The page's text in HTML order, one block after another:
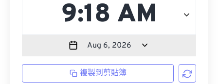
複製到剪貼簿